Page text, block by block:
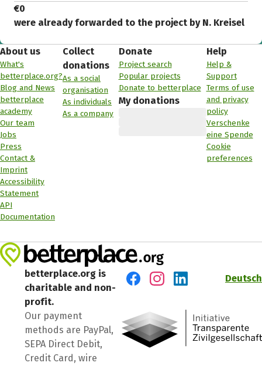
€0
were already forwarded to the project by N. Kreisel
About us
What's
betterplace.org?
Blog and News
betterplace
academy
Our team
Jobs
Press
Contact &
Imprint
Accessibility
Statement
API
Documentation
Collect
donations
As a social
organisation
As individuals
As a company
Donate
Project search
Popular projects
Donate to betterplace
My donations
Help
Help &
Support
Terms of use
and privacy
policy
Verschenke
eine Spende
Cookie
preferences
betterplace.org is
charitable and non-
profit.
Our payment
methods are PayPal,
SEPA Direct Debit,
Credit Card, wire
Deutsch